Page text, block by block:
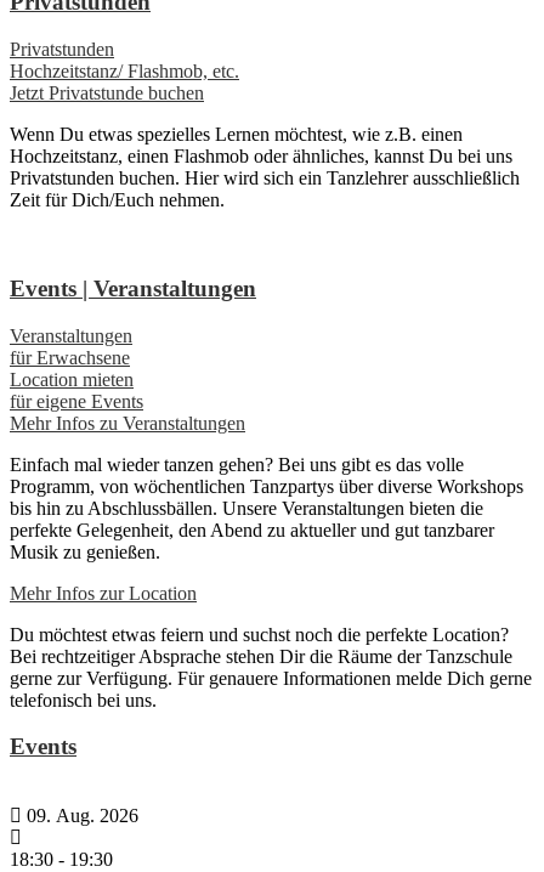
Privatstunden
Hochzeitstanz/ Flashmob, etc.
Jetzt Privatstunde buchen
Wenn Du etwas spezielles Lernen möchtest, wie z.B. einen
Hochzeitstanz, einen Flashmob oder ähnliches, kannst Du bei uns
Privatstunden buchen. Hier wird sich ein Tanzlehrer ausschließlich
Zeit für Dich/Euch nehmen.
Events | Veranstaltungen
Veranstaltungen
für Erwachsene
Location mieten
für eigene Events
Mehr Infos zu Veranstaltungen
Einfach mal wieder tanzen gehen? Bei uns gibt es das volle
Programm, von wöchentlichen Tanzpartys über diverse Workshops
bis hin zu Abschlussbällen. Unsere Veranstaltungen bieten die
perfekte Gelegenheit, den Abend zu aktueller und gut tanzbarer
Musik zu genießen.
Mehr Infos zur Location
Du möchtest etwas feiern und suchst noch die perfekte Location?
Bei rechtzeitiger Absprache stehen Dir die Räume der Tanzschule
gerne zur Verfügung. Für genauere Informationen melde Dich gerne
telefonisch bei uns.
Events
09. Aug. 2026
18:30 - 19:30